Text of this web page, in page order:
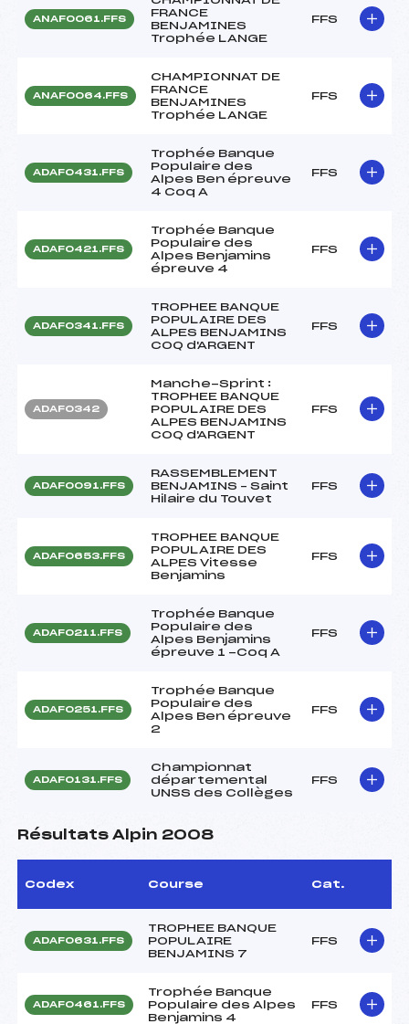
ANAF0061.FFS
FRANCE
BENJAMINES
Trophée LANGE
FFS
ANAF0064.FFS
CHAMPIONNAT DE
FRANCE
BENJAMINES
Trophée LANGE
FFS
ADAF0431.FFS
Trophée Banque
Populaire des
Alpes Ben épreuve
4 Coq A
FFS
ADAF0421.FFS
Trophée Banque
Populaire des
Alpes Benjamins
épreuve 4
FFS
ADAF0341.FFS
TROPHEE BANQUE
POPULAIRE DES
ALPES BENJAMINS
COQ d'ARGENT
FFS
ADAF0342
Manche-Sprint :
TROPHEE BANQUE
POPULAIRE DES
ALPES BENJAMINS
COQ d'ARGENT
FFS
ADAF0091.FFS
RASSEMBLEMENT
BENJAMINS – Saint
Hilaire du Touvet
FFS
ADAF0653.FFS
TROPHEE BANQUE
POPULAIRE DES
ALPES Vitesse
Benjamins
FFS
ADAF0211.FFS
Trophée Banque
Populaire des
Alpes Benjamins
épreuve 1 -Coq A
FFS
ADAF0251.FFS
Trophée Banque
Populaire des
Alpes Ben épreuve
2
FFS
ADAF0131.FFS
Championnat
départemental
UNSS des Collèges
FFS
Résultats Alpin 2008
Codex Course Cat.
ADAF0631.FFS
TROPHEE BANQUE
POPULAIRE
BENJAMINS 7
FFS
ADAF0461.FFS
Trophée Banque
Populaire des Alpes
Benjamins 4
FFS